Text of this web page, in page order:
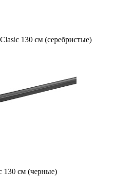
130 см (серебристые)
130 см (черные)